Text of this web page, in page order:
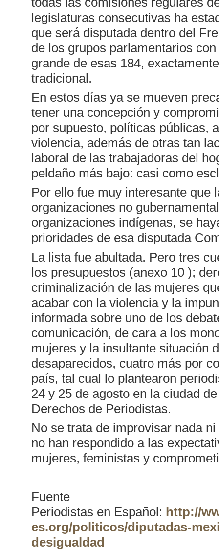
legislaturas consecutivas ha
que será disputada dentro del
de los grupos parlamentarios
grande de esas 184,
tradicional.
En estos días ya se mueven
tener una concepción y
por supuesto, políticas públicas,
violencia, además de otras tan
laboral de las trabajadoras del
peldaño más bajo: casi como
Por ello fue muy interesante que
organizaciones no
organizaciones indígenas, se
prioridades de esa disputada
La lista fue abultada. Pero tres
los presupuestos (anexo 10 );
criminalización de las mujeres
acabar con la violencia y la
informada sobre uno de los
comunicación, de cara a los
mujeres y la insultante situación
desaparecidos, cuatro más por
país, tal cual lo plantearon
24 y 25 de agosto en la ciudad
Derechos de Periodistas.
No se trata de improvisar nada
no han respondido a las
mujeres, feministas y
Fuente
Periodistas en Español: http://
es.org/politicos/diputadas-
desigualdad